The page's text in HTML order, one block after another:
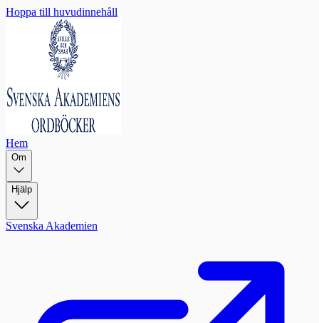
Hoppa till huvudinnehåll
Hem
Om
Hjälp
Svenska Akademien